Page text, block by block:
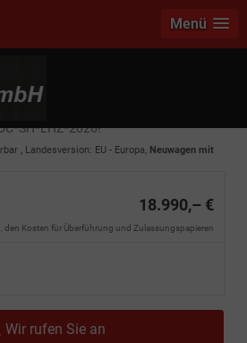
Menü
, Landesversion: EU - Europa, Neuwagen mit
18.990,– €
den Kosten für Überführung und Zulassungspapieren
Wir rufen Sie an